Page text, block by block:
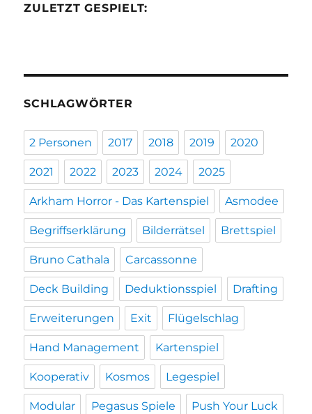
ZULETZT GESPIELT:
SCHLAGWÖRTER
2 Personen 2017 2018 2019 2020
2021 2022 2023 2024 2025
Arkham Horror - Das Kartenspiel Asmodee
Begriffserklärung Bilderrätsel Brettspiel
Bruno Cathala Carcassonne
Deck Building Deduktionsspiel Drafting
Erweiterungen Exit Flügelschlag
Hand Management Kartenspiel
Kooperativ Kosmos Legespiel
Modular Pegasus Spiele Push Your Luck